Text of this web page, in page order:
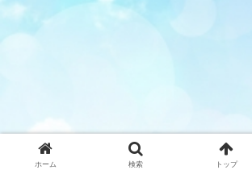
ホーム 検索 トップ